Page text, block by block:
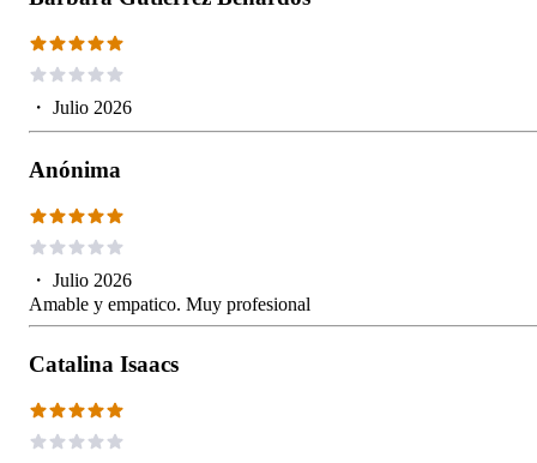
・ Julio 2026
Anónima
・ Julio 2026
Amable y empatico. Muy profesional
Catalina Isaacs